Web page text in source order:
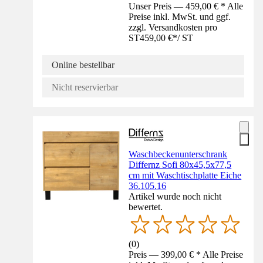
Unser Preis — 459,00 € * Alle
Preise inkl. MwSt. und ggf.
zzgl. Versandkosten pro
ST459,00 €*/ ST
Online bestellbar
Nicht reservierbar
Waschbeckenunterschrank
Differnz Sofi 80x45,5x77,5
cm mit Waschtischplatte Eiche
36.105.16
Artikel wurde noch nicht
bewertet.
(0)
Preis — 399,00 € * Alle Preise